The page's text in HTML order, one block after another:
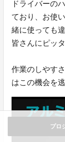
プロ
ドライバーの
ており、お使
緒に使っても
皆さんにピッタ
作業のしやす
はこの機会を